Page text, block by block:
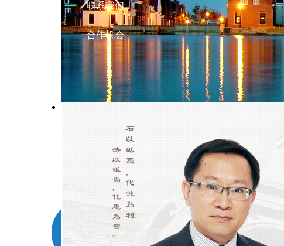
联系我们
合作机会
政府法律顾问
聘请政府法律顾问，即为政府权力运行